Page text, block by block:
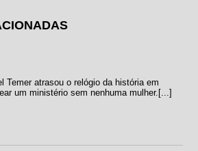
Temer atrasou o relógio da história em
um ministério sem nenhuma mulher.[...]